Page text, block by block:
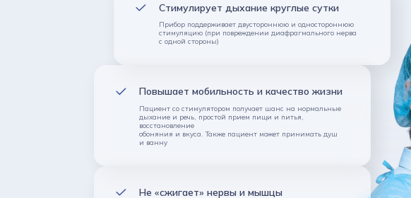
Стимулирует дыхание круглые сутки
Прибор поддерживает двустороннюю и одностороннюю
стимуляцию (при повреждении диафрагмального нерва
с одной стороны)
Повышает мобильность и качество жизни
Пациент со стимулятором получает шанс на нормальные
дыхание и речь, простой прием пищи и питья,
восстановление
обоняния и вкуса. Также пациент может принимать душ
и ванну
Не «сжигает» нервы и мышцы